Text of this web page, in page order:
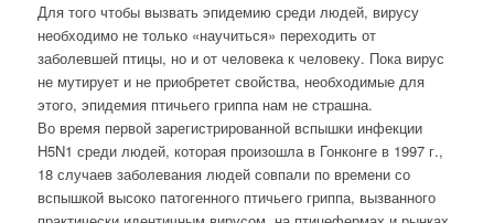
Для того чтобы вызвать эпидемию среди людей, вирусу
необходимо не только «научиться» переходить от
заболевшей птицы, но и от человека к человеку. Пока вирус
не мутирует и не приобретет свойства, необходимые для
этого, эпидемия птичьего гриппа нам не страшна.
Во время первой зарегистрированной вспышки инфекции
H5N1 среди людей, которая произошла в Гонконге в 1997 г.,
18 случаев заболевания людей совпали по времени со
вспышкой высоко патогенного птичьего гриппа, вызванного